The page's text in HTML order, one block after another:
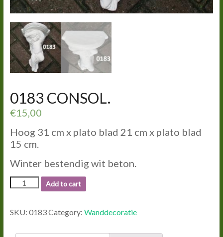
0183 CONSOL.
€15,00
Hoog 31 cm x plato blad 21 cm x plato blad
15 cm.
Winter bestendig wit beton.
0183
CONSOL.
Add to cart
SKU: 0183Category: Wanddecoratie